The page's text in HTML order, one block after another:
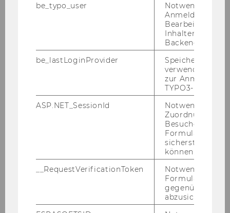
be_typo_user
Notwendig für
Anmeldung und
Bearbeitung von
Inhalten im
Backend.
be_lastLoginProvider
Speichert die
verwendete
zur Anmeldung
TYPO3-Backend.
ASP.NET_SessionId
Notwendig, um
Zuordnung von
Besucher zu
sicherstellen zu
können.
__RequestVerificationToken
Notwendig, um
gegenüber
abzusichern.